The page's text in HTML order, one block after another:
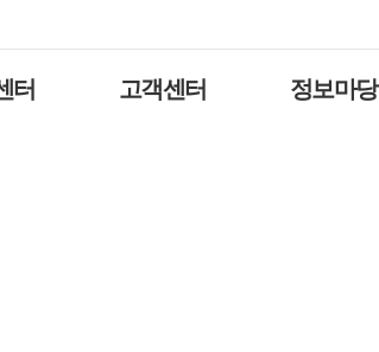
터 고객센터 정보마당